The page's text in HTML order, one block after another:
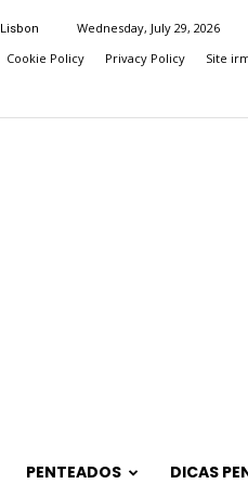
Lisbon
Wednesday, July 29, 2026
Cookie Policy Privacy Policy Site
PENTEADOS DICAS